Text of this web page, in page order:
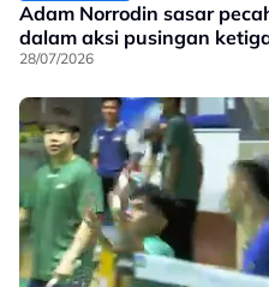
Adam Norrodin sasar
dalam aksi pusingan
28/07/2026